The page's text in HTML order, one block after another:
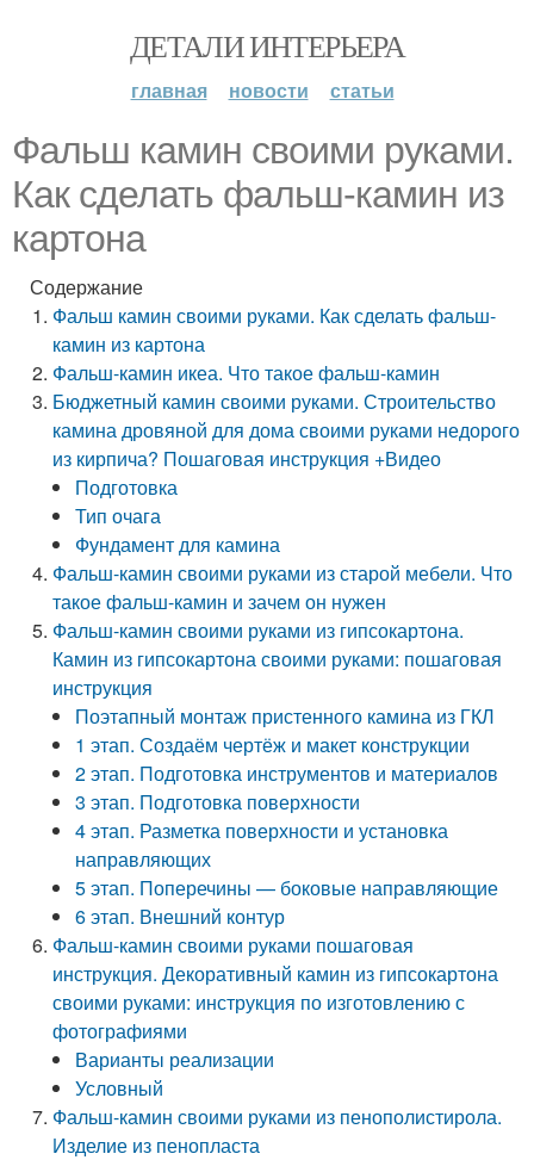
ДЕТАЛИ ИНТЕРЬЕРА
главная новости статьи
Фальш камин своими руками.
Как сделать фальш-камин из
картона
Содержание
Фальш камин своими руками. Как сделать фальш-
камин из картона
Фальш-камин икеа. Что такое фальш-камин
Бюджетный камин своими руками. Строительство
камина дровяной для дома своими руками недорого
из кирпича? Пошаговая инструкция +Видео
Подготовка
Тип очага
Фундамент для камина
Фальш-камин своими руками из старой мебели. Что
такое фальш-камин и зачем он нужен
Фальш-камин своими руками из гипсокартона.
Камин из гипсокартона своими руками: пошаговая
инструкция
Поэтапный монтаж пристенного камина из ГКЛ
1 этап. Создаём чертёж и макет конструкции
2 этап. Подготовка инструментов и материалов
3 этап. Подготовка поверхности
4 этап. Разметка поверхности и установка
направляющих
5 этап. Поперечины — боковые направляющие
6 этап. Внешний контур
Фальш-камин своими руками пошаговая
инструкция. Декоративный камин из гипсокартона
своими руками: инструкция по изготовлению с
фотографиями
Варианты реализации
Условный
Фальш-камин своими руками из пенополистирола.
Изделие из пенопласта